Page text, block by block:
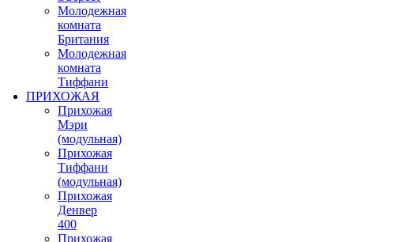
Молодежная
комната
Британия
Молодежная
комната
Тиффани
ПРИХОЖАЯ
Прихожая
Мэри
(модульная)
Прихожая
Тиффани
(модульная)
Прихожая
Денвер
400
Прихожая